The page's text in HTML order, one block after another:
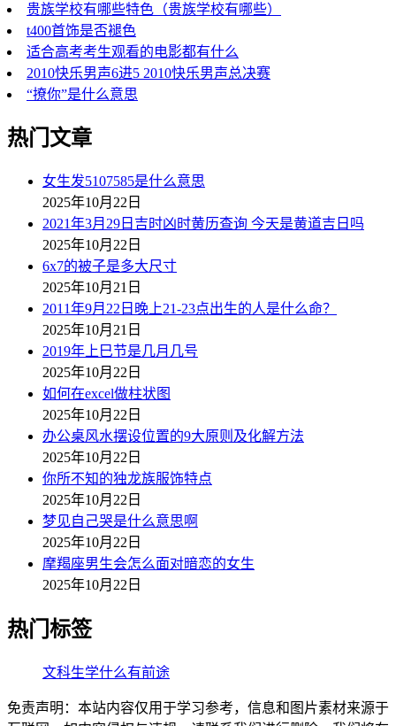
贵族学校有哪些特色（贵族学校有哪些）
t400首饰是否褪色
适合高考考生观看的电影都有什么
2010快乐男声6进5 2010快乐男声总决赛
“撩你”是什么意思
热门文章
女生发5107585是什么意思
2025年10月22日
2021年3月29日吉时凶时黄历查询 今天是黄道吉日吗
2025年10月22日
6x7的被子是多大尺寸
2025年10月21日
2011年9月22日晚上21-23点出生的人是什么命？
2025年10月21日
2019年上巳节是几月几号
2025年10月22日
如何在excel做柱状图
2025年10月22日
办公桌风水摆设位置的9大原则及化解方法
2025年10月22日
你所不知的独龙族服饰特点
2025年10月22日
梦见自己哭是什么意思啊
2025年10月22日
摩羯座男生会怎么面对暗恋的女生
2025年10月22日
热门标签
文科生学什么有前途
免责声明：本站内容仅用于学习参考，信息和图片素材来源于